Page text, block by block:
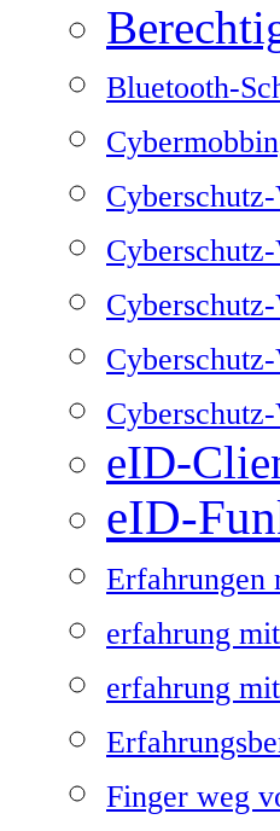
Bluetooth-
eID-
eID-
Erfahrungen
erfahrung
erfahrung
Finger weg